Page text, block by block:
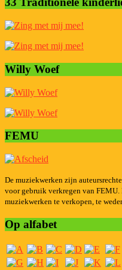
Willy Woef
FEMU
De muziekwerken zijn
voor gebruik verkregen van FEMU.
muziekwerken te verkopen, te
Op alfabet